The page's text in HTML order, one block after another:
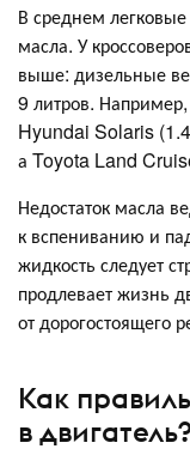
В среднем
масла. У
выше: дизельные
9 литров.
Hyundai Solaris
а Toyota Land
Недостаток масла
к вспениванию и
жидкость следует
продлевает жизнь
от дорогостоящего
Как
в